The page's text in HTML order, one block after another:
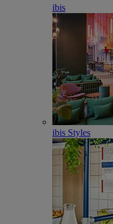
ibis
ibis Styles